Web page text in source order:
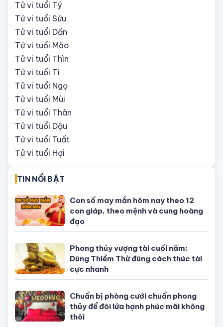
ĐÁNG QUAN TÂM
Tử vi tuổi Tý
Tử vi tuổi Sửu
Tử vi tuổi Dần
Tử vi tuổi Mão
Tử vi tuổi Thìn
Tử vi tuổi Ti
Tử vi tuổi Mùi
Tử vi tuổi Thân
Tử vi tuổi Dậu